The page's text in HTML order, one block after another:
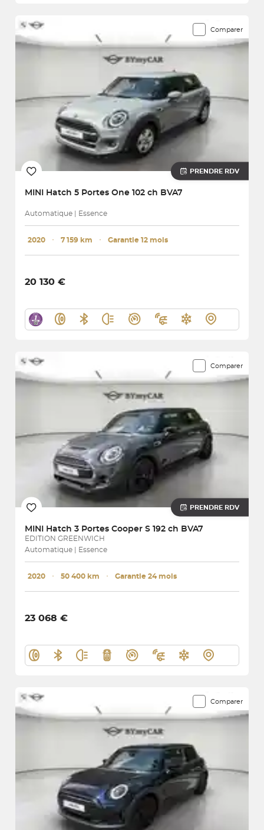
Comparer
PRENDRE RDV
MINI Hatch 5 Portes One 102 ch BVA7
Automatique | Essence
2020 ･ 7 159 km ･ Garantie 12 mois
20 130 €
Comparer
PRENDRE RDV
MINI Hatch 3 Portes Cooper S 192 ch BVA7
EDITION GREENWICH
Automatique | Essence
2020 ･ 50 400 km ･ Garantie 24 mois
23 068 €
Comparer